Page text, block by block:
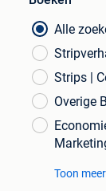
Alle
Strips |
Overige
Toon meer